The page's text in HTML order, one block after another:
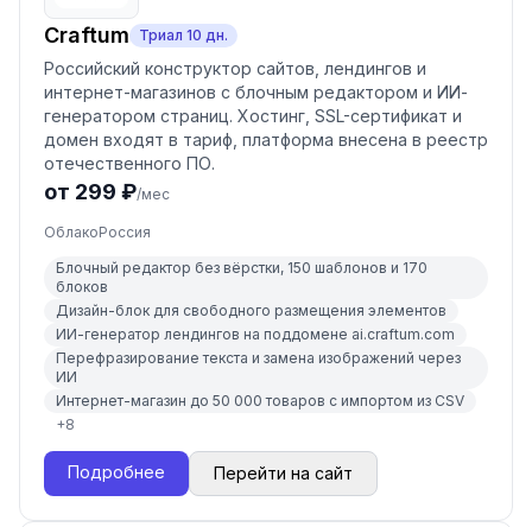
Craftum Триал 10 дн.
Российский конструктор сайтов, лендингов и
интернет-магазинов с блочным редактором и ИИ-
генератором страниц. Хостинг, SSL-сертификат и
домен входят в тариф, платформа внесена в реестр
отечественного ПО.
от 299 ₽/мес
ОблакоРоссия
Блочный редактор без вёрстки, 150 шаблонов и 170
блоков
Дизайн-блок для свободного размещения элементов
ИИ-генератор лендингов на поддомене ai.craftum.com
Перефразирование текста и замена изображений через
ИИ
Интернет-магазин до 50 000 товаров с импортом из CSV
+8
Подробнее Перейти на сайт